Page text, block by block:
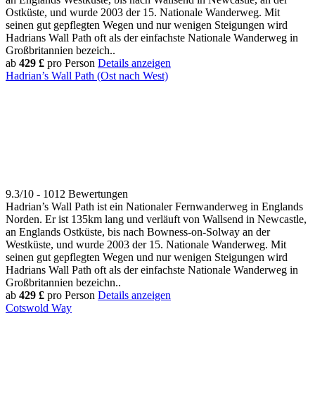
Ostküste, und wurde 2003 der 15. Nationale Wanderweg. Mit
seinen gut gepflegten Wegen und nur wenigen Steigungen wird
Hadrians Wall Path oft als der einfachste Nationale Wanderweg in
Großbritannien bezeich..
ab 429 £ pro Person Details anzeigen
Hadrian’s Wall Path (Ost nach West)
9.3/10 - 1012 Bewertungen
Hadrian’s Wall Path ist ein Nationaler Fernwanderweg in Englands
Norden. Er ist 135km lang und verläuft von Wallsend in Newcastle,
an Englands Ostküste, bis nach Bowness-on-Solway an der
Westküste, und wurde 2003 der 15. Nationale Wanderweg. Mit
seinen gut gepflegten Wegen und nur wenigen Steigungen wird
Hadrians Wall Path oft als der einfachste Nationale Wanderweg in
Großbritannien bezeichn..
ab 429 £ pro Person Details anzeigen
Cotswold Way